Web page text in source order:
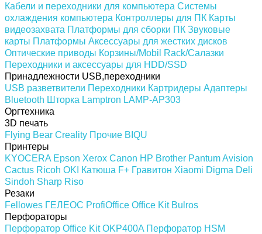
Кабели и переходники для компьютера Системы
охлаждения компьютера Контроллеры для ПК Карты
видеозахвата Платформы для сборки ПК Звуковые
карты Платформы Аксессуары для жестких дисков
Оптические приводы Корзины/Mobil Rack/Салазки
Переходники и аксессуары для HDD/SSD
Принадлежности USB,переходники
USB разветвители Переходники Картридеры Адаптеры
Bluetooth Шторка Lamptron LAMP-AP303
Оргтехника
3D печать
Flying Bear Creality Прочие BIQU
Принтеры
KYOCERA Epson Xerox Canon HP Brother PantumAvision
Cactus Ricoh OKI Катюша F+ Гравитон Xiaomi Digma Deli
Sindoh Sharp Riso
Резаки
Fellowes ГЕЛЕОС ProfiOffice Office Kit Bulros
Перфораторы
Перфоратор Office Kit OKP400A Перфоратор HSM